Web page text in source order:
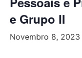
e Grupo II
Novembro 8,